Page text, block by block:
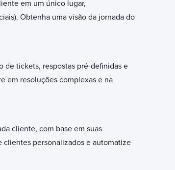
em um único lugar,
Obtenha uma visão da jornada do
tickets, respostas pré-definidas e
em resoluções complexas e na
cliente, com base em suas
personalizados e automatize